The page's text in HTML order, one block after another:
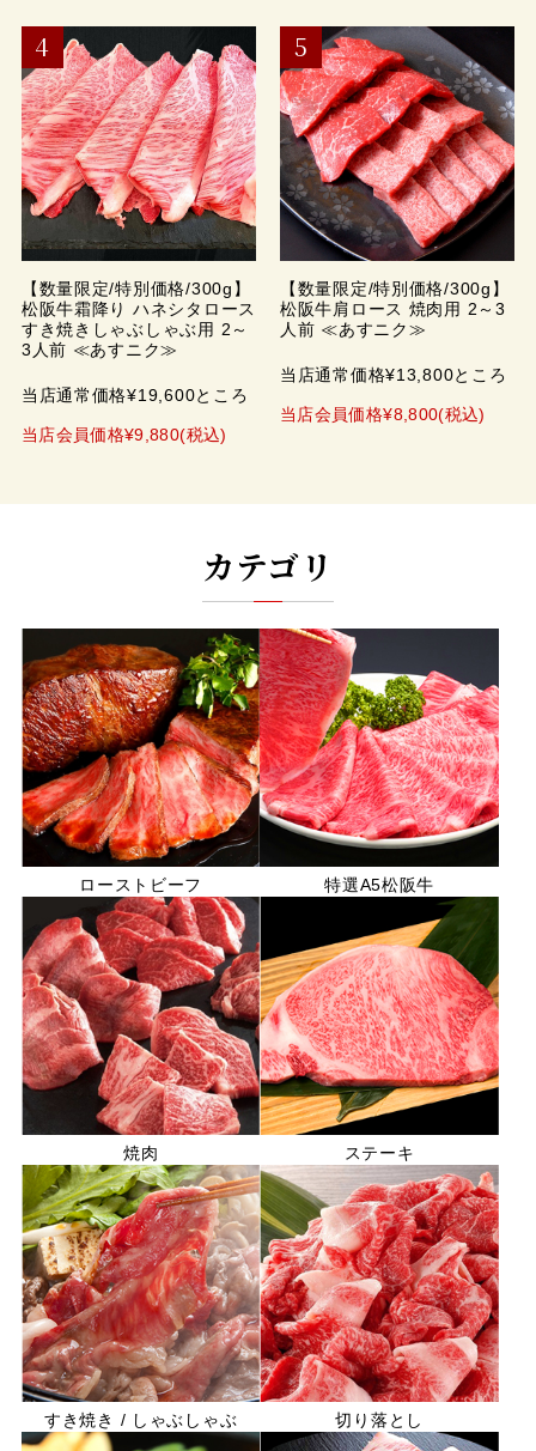
【数量限定/特別価格/300g】
松阪牛霜降り ハネシタロース
すき焼きしゃぶしゃぶ用 2～
3人前 ≪あすニク≫
当店通常価格¥19,600ところ
当店会員価格¥9,880(税込)
【数量限定/特別価格/300g】
松阪牛肩ロース 焼肉用 2～3
人前 ≪あすニク≫
当店通常価格¥13,800ところ
当店会員価格¥8,800(税込)
カテゴリ
ローストビーフ 特選A5松阪牛
焼肉 ステーキ
すき焼き / しゃぶしゃぶ 切り落とし